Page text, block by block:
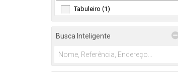
Tabuleiro (1)
Biguaçu (1)
Itapema (1)
Busca Inteligente